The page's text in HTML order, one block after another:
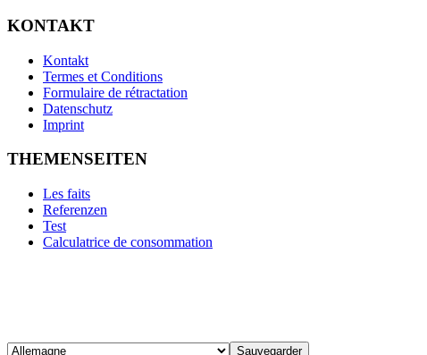
KONTAKT
Kontakt
Termes et Conditions
Formulaire de rétractation
Datenschutz
Imprint
THEMENSEITEN
Les faits
Referenzen
Test
Calculatrice de consommation